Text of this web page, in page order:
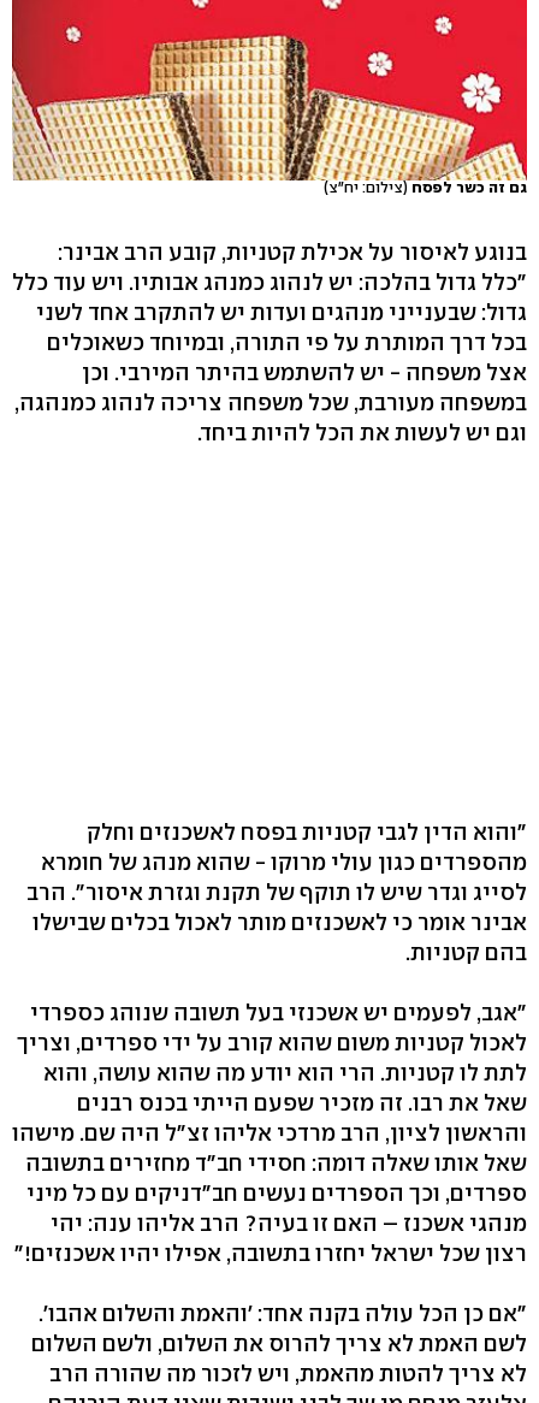
גם זה כשר לפסח (צילום: יח"צ)
בנוגע לאיסור על אכילת קטניות, קובע הרב אבינר:
"כלל גדול בהלכה: יש לנהוג כמנהג אבותיו. ויש עוד כלל
גדול: שבענייני מנהגים ועדות יש להתקרב אחד לשני
בכל דרך המותרת על פי התורה, ובמיוחד כשאוכלים
אצל משפחה - יש להשתמש בהיתר המירבי. וכן
במשפחה מעורבת, שכל משפחה צריכה לנהוג כמנהגה,
וגם יש לעשות את הכל להיות ביחד.
"והוא הדין לגבי קטניות בפסח לאשכנזים וחלק
מהספרדים כגון עולי מרוקו - שהוא מנהג של חומרא
לסייג וגדר שיש לו תוקף של תקנת וגזרת איסור". הרב
אבינר אומר כי לאשכנזים מותר לאכול בכלים שבישלו
בהם קטניות.
"אגב, לפעמים יש אשכנזי בעל תשובה שנוהג כספרדי
לאכול קטניות משום שהוא קורב על ידי ספרדים, וצריך
לתת לו קטניות. הרי הוא יודע מה שהוא עושה, והוא
שאל את רבו. זה מזכיר שפעם הייתי בכנס רבנים
והראשון לציון, הרב מרדכי אליהו זצ"ל היה שם. מישהו
שאל אותו שאלה דומה: חסידי חב"ד מחזירים בתשובה
ספרדים, וכך הספרדים נעשים חב"דניקים עם כל מיני
מנהגי אשכנז – האם זו בעיה? הרב אליהו ענה: יהי
רצון שכל ישראל יחזרו בתשובה, אפילו יהיו אשכנזים!"
"אם כן הכל עולה בקנה אחד: 'והאמת והשלום אהבו'.
לשם האמת לא צריך להרוס את השלום, ולשם השלום
לא צריך להטות מהאמת, ויש לזכור מה שהורה הרב